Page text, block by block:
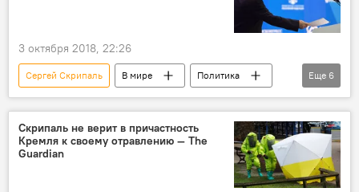
3 октября 2018, 22:26
Сергей Скрипаль В мире
Политика
Новости
Ситуация вокруг "дела Скрипаля"
Владимир Путин
проституция
шпионаж
Россия
Еще 6
Скрипаль не верит в причастность
Кремля к своему отравлению — The
Guardian